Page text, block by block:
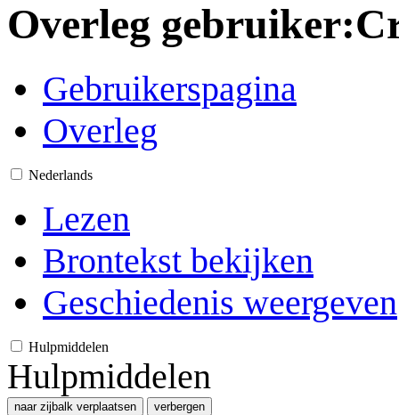
Overleg gebruiker:
Gebruikerspagina
Overleg
Nederlands
Lezen
Brontekst bekijken
Geschiedenis weergeven
Hulpmiddelen
Hulpmiddelen
naar zijbalk verplaatsen verbergen